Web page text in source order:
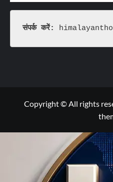
संपर्क करें:
Copyright © All rights